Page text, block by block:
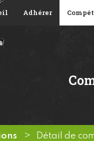
Adhérer
Détail de